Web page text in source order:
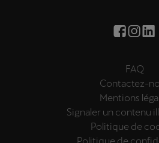
FAQ
Contactez-
Mentions
Signaler un contenu
Politique de